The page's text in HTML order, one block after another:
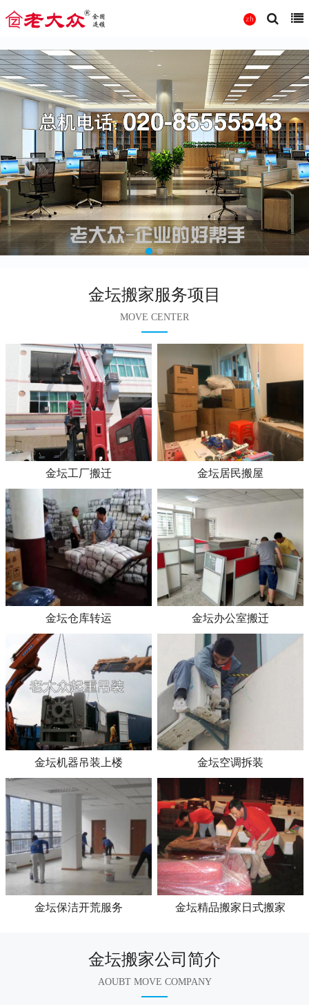
金坛搬家服务项目
MOVE CENTER
金坛工厂搬迁 金坛居民搬屋
金坛仓库转运 金坛办公室搬迁
金坛机器吊装上楼 金坛空调拆装
金坛保洁开荒服务 金坛精品搬家日式搬家
金坛搬家公司简介
AOUBT MOVE COMPANY